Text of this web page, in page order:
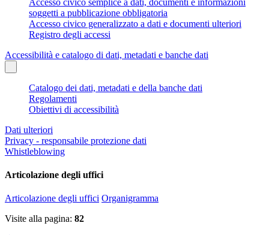
soggetti a pubblicazione obbligatoria
Accesso civico generalizzato a dati e documenti ulteriori
Registro degli accessi
Accessibilità e catalogo di dati, metadati e banche dati
Catalogo dei dati, metadati e della banche dati
Regolamenti
Obiettivi di accessibilità
Dati ulteriori
Privacy - responsabile protezione dati
Whistleblowing
Articolazione degli uffici
Articolazione degli uffici Organigramma
Visite alla pagina: 82